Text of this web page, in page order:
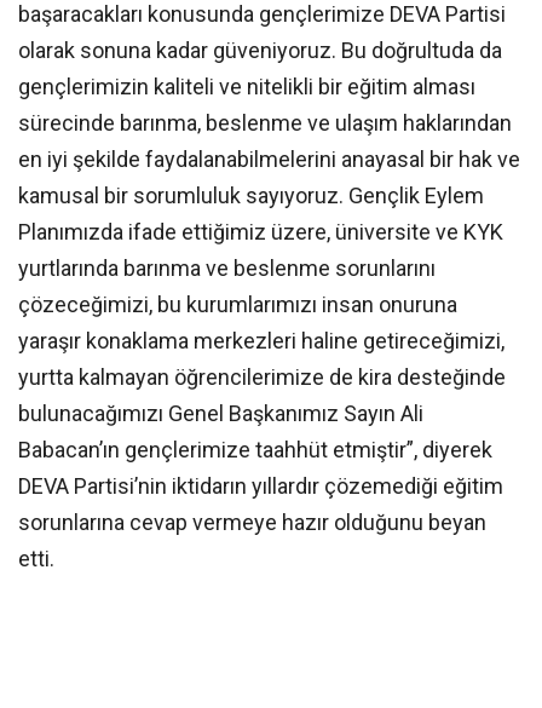
başaracakları konusunda gençlerimize DEVA Partisi
olarak sonuna kadar güveniyoruz. Bu doğrultuda da
gençlerimizin kaliteli ve nitelikli bir eğitim alması
sürecinde barınma, beslenme ve ulaşım haklarından
en iyi şekilde faydalanabilmelerini anayasal bir hak ve
kamusal bir sorumluluk sayıyoruz. Gençlik Eylem
Planımızda ifade ettiğimiz üzere, üniversite ve KYK
yurtlarında barınma ve beslenme sorunlarını
çözeceğimizi, bu kurumlarımızı insan onuruna
yaraşır konaklama merkezleri haline getireceğimizi,
yurtta kalmayan öğrencilerimize de kira desteğinde
bulunacağımızı Genel Başkanımız Sayın Ali
Babacan’ın gençlerimize taahhüt etmiştir”, diyerek
DEVA Partisi’nin iktidarın yıllardır çözemediği eğitim
sorunlarına cevap vermeye hazır olduğunu beyan
etti.